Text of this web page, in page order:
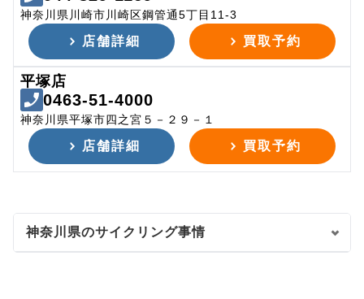
神奈川県川崎市川崎区鋼管通5丁目11-3
店舗詳細 買取予約
平塚店
0463-51-4000
神奈川県平塚市四之宮５－２９－１
店舗詳細 買取予約
神奈川県のサイクリング事情